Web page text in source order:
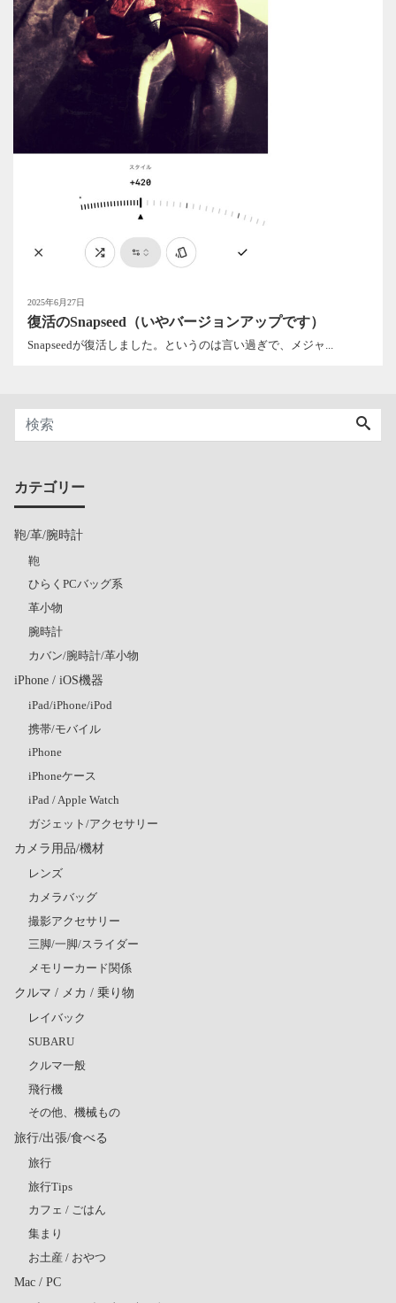
2025年6月27日
復活のSnapseed（いやバージョンアップです）
Snapseedが復活しました。というのは言い過ぎで、メジャ...
カテゴリー
鞄/革/腕時計
鞄
ひらくPCバッグ系
革小物
腕時計
カバン/腕時計/革小物
iPhone / iOS機器
iPad/iPhone/iPod
携帯/モバイル
iPhone
iPhoneケース
iPad / Apple Watch
ガジェット/アクセサリー
カメラ用品/機材
レンズ
カメラバッグ
撮影アクセサリー
三脚/一脚/スライダー
メモリーカード関係
クルマ / メカ / 乗り物
レイバック
SUBARU
クルマ一般
飛行機
その他、機械もの
旅行/出張/食べる
旅行
旅行Tips
カフェ / ごはん
集まり
お土産 / おやつ
Mac / PC